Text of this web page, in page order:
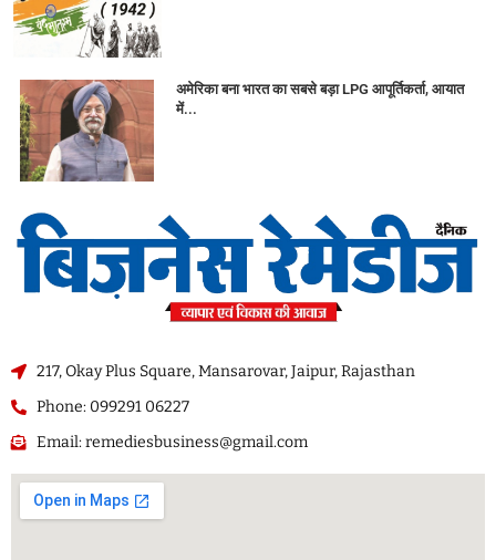
अमेरिका बना भारत का सबसे बड़ा LPG आपूर्तिकर्ता, आयात
में...
217, Okay Plus Square, Mansarovar, Jaipur, Rajasthan
Phone: 099291 06227
Email: remediesbusiness@gmail.com